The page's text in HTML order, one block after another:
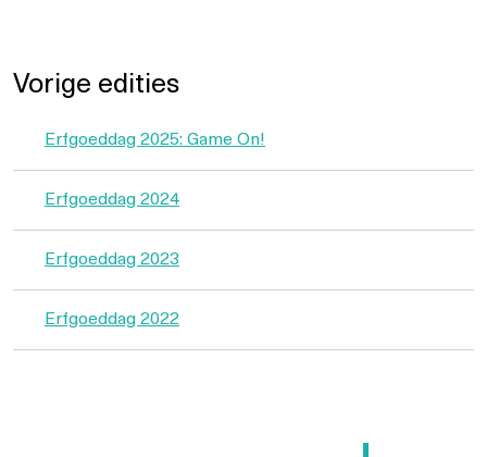
Vorige edities
Erfgoeddag 2025: Game On!
Erfgoeddag 2024
Erfgoeddag 2023
Erfgoeddag 2022